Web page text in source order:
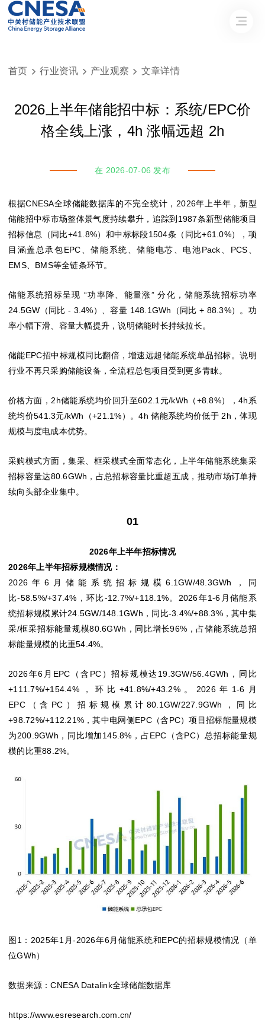
首页  行业资讯  产业观察  文章详情
2026上半年储能招中标：系统/EPC价
格全线上涨，4h 涨幅远超 2h
在 2026-07-06 发布
根据CNESA全球储能数据库的不完全统计，2026年上半年，新型
储能招中标市场整体景气度持续攀升，追踪到1987条新型储能项目
招标信息（同比+41.8%）和中标标段1504条（同比+61.0%），项
目涵盖总承包EPC、储能系统、储能电芯、电池Pack、PCS、
EMS、BMS等全链条环节。
储能系统招标呈现 “功率降、能量涨” 分化，储能系统招标功率
24.5GW（同比 - 3.4%）、容量 148.1GWh（同比 + 88.3%）。功
率小幅下滑、容量大幅提升，说明储能时长持续拉长。
储能EPC招中标规模同比翻倍，增速远超储能系统单品招标。说明
行业不再只采购储能设备，全流程总包项目受到更多青睐。
价格方面，2h储能系统均价回升至602.1元/kWh（+8.8%），4h系
统均价541.3元/kWh（+21.1%）。4h 储能系统均价低于 2h，体现
规模与度电成本优势。
采购模式方面，集采、框采模式全面常态化，上半年储能系统集采
招标容量达80.6GWh，占总招标容量比重超五成，推动市场订单持
续向头部企业集中。
01
2026年上半年招标情况
2026年上半年招标规模情况：
2026年6月储能系统招标规模6.1GW/48.3GWh，同
比-58.5%/+37.4%，环比-12.7%/+118.1%。2026年1-6月储能系
统招标规模累计24.5GW/148.1GWh，同比-3.4%/+88.3%，其中集
采/框采招标能量规模80.6GWh，同比增长96%，占储能系统总招
标能量规模的比重54.4%。
2026年6月EPC（含PC）招标规模达19.3GW/56.4GWh，同比
+111.7%/+154.4%，环比+41.8%/+43.2%。2026年1-6月
EPC（含PC）招标规模累计80.1GW/227.9GWh，同比
+98.72%/+112.21%，其中电网侧EPC（含PC）项目招标能量规模
为200.9GWh，同比增加145.8%，占EPC（含PC）总招标能量规
模的比重88.2%。
图1：2025年1月-2026年6月储能系统和EPC的招标规模情况（单
位GWh）
数据来源：CNESA Datalink全球储能数据库
https://www.esresearch.com.cn/